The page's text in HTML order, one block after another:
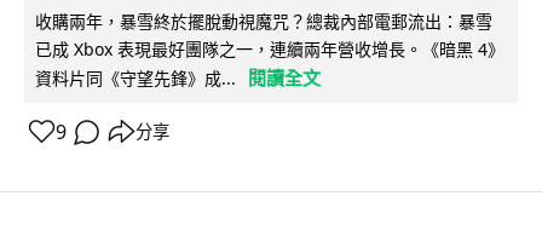
收購兩年，暴雪終於擺脫動視魔咒？總裁內部電郵流出：暴雪
已成 Xbox 表現最好團隊之一，連續兩年營收增長。《暗黑 4》
資料片同《守望先鋒》成...
閱讀全文
9 分享